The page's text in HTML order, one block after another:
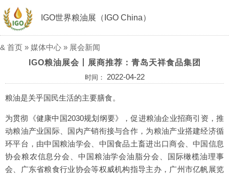
IGO世界粮油展（IGO China）
& 首页 » 媒体中心 » 展会新闻
IGO粮油展会丨展商推荐：青岛天祥食品集团
时间： 2022-04-22
粮油是关乎国民生活的主要膳食。
为贯彻《健康中国2030规划纲要》，促进粮油企业招商引资，推
动粮油产业国际、国内产销衔接与合作，为粮油产业搭建经济循
环平台，由中国粮油学会、中国食品土畜进出口商会、中国信息
协会粮农信息分会、中国粮油学会油脂分会、国际橄榄油理事
会、广东省粮食行业协会等权威机构指导主办，广州市亿帆展览